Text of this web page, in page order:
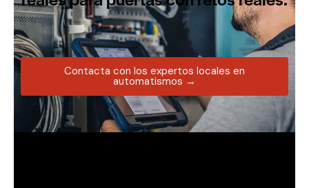
Contacta con los expertos locales en
automatismos →